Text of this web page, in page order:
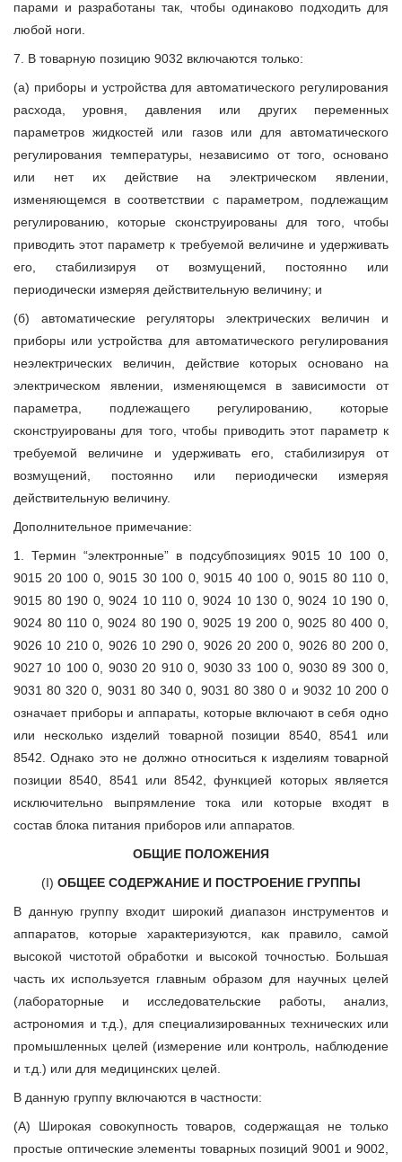
парами и разработаны так, чтобы одинаково подходить для
любой ноги.
7. В товарную позицию 9032 включаются только:
(а) приборы и устройства для автоматического регулирования
расхода, уровня, давления или других переменных
параметров жидкостей или газов или для автоматического
регулирования температуры, независимо от того, основано
или нет их действие на электрическом явлении,
изменяющемся в соответствии с параметром, подлежащим
регулированию, которые сконструированы для того, чтобы
приводить этот параметр к требуемой величине и удерживать
его, стабилизируя от возмущений, постоянно или
периодически измеряя действительную величину; и
(б) автоматические регуляторы электрических величин и
приборы или устройства для автоматического регулирования
неэлектрических величин, действие которых основано на
электрическом явлении, изменяющемся в зависимости от
параметра, подлежащего регулированию, которые
сконструированы для того, чтобы приводить этот параметр к
требуемой величине и удерживать его, стабилизируя от
возмущений, постоянно или периодически измеряя
действительную величину.
Дополнительное примечание:
1. Термин “электронные” в подсубпозициях 9015 10 100 0,
9015 20 100 0, 9015 30 100 0, 9015 40 100 0, 9015 80 110 0,
9015 80 190 0, 9024 10 110 0, 9024 10 130 0, 9024 10 190 0,
9024 80 110 0, 9024 80 190 0, 9025 19 200 0, 9025 80 400 0,
9026 10 210 0, 9026 10 290 0, 9026 20 200 0, 9026 80 200 0,
9027 10 100 0, 9030 20 910 0, 9030 33 100 0, 9030 89 300 0,
9031 80 320 0, 9031 80 340 0, 9031 80 380 0 и 9032 10 200 0
означает приборы и аппараты, которые включают в себя одно
или несколько изделий товарной позиции 8540, 8541 или
8542. Однако это не должно относиться к изделиям товарной
позиции 8540, 8541 или 8542, функцией которых является
исключительно выпрямление тока или которые входят в
состав блока питания приборов или аппаратов.
ОБЩИЕ ПОЛОЖЕНИЯ
(I) ОБЩЕЕ СОДЕРЖАНИЕ И ПОСТРОЕНИЕ ГРУППЫ
В данную группу входит широкий диапазон инструментов и
аппаратов, которые характеризуются, как правило, самой
высокой чистотой обработки и высокой точностью. Большая
часть их используется главным образом для научных целей
(лабораторные и исследовательские работы, анализ,
астрономия и т.д.), для специализированных технических или
промышленных целей (измерение или контроль, наблюдение
и т.д.) или для медицинских целей.
В данную группу включаются в частности:
(А) Широкая совокупность товаров, содержащая не только
простые оптические элементы товарных позиций 9001 и 9002,